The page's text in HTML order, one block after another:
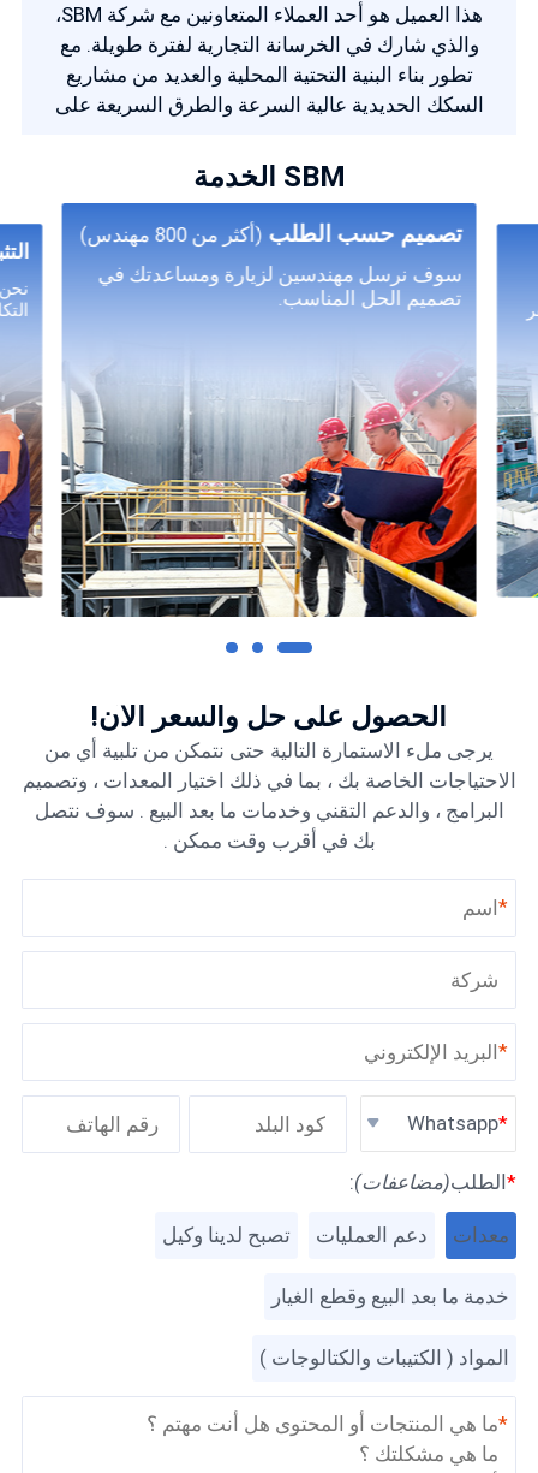
هذا العميل هو أحد العملاء المتعاونين مع شركة SBM،
والذي شارك في الخرسانة التجارية لفترة طويلة. مع
تطور بناء البنية التحتية المحلية والعديد من مشاريع
السكك الحديدية عالية السرعة والطرق السريعة على
لتكسير الرمل والركام.
SBM الخدمة
تصميم حسب الطلب (أكثر من 800 مهندس)
سوف نرسل مهندسين لزيارة ومساعدتك في
تصميم الحل المناسب.
الحصول على حل والسعر الآن!
يرجى ملء الاستمارة التالية حتى نتمكن من تلبية أي من
الاحتياجات الخاصة بك ، بما في ذلك اختيار المعدات ، وتصميم
البرامج ، والدعم التقني وخدمات ما بعد البيع . سوف نتصل
بك في أقرب وقت ممكن .
*
*
Whatsapp
*الطلب(مضاعفات):
معدات دعم العمليات تصبح لدينا وكيل
خدمة ما بعد البيع وقطع الغيار
المواد ( الكتيبات والكتالوجات )
*